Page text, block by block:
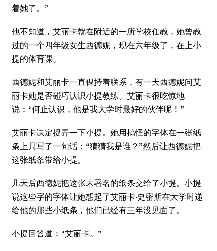
着她了。”
他不知道，艾丽卡就在附近的一所学校任教，她曾教
过的一个四年级女生西德妮，现在六年级了，在上小
提的体育课。
西德妮和艾丽卡一直保持着联系，有一天西德妮问艾
丽卡她是否碰巧认识小提教练。艾丽卡很吃惊地
说：“何止认识，他是我大学时最好的伙伴呢！”
艾丽卡决定捉弄一下小提。她用搞怪的字体在一张纸
条上只写了一句话：“猜猜我是谁？”然后让西德妮把
这张纸条带给小提。
几天后西德妮把这张未署名的纸条交给了小提。小提
说这些字的字体让她想起了艾丽卡·史密斯在大学时递
给他的那些小纸条，他们已经有三年没见面了。
小提回答道：“艾丽卡。”